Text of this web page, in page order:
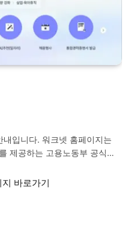
입니다. 워크넷 홈페이지는
제공하는 고용노동부 공식…
바로가기